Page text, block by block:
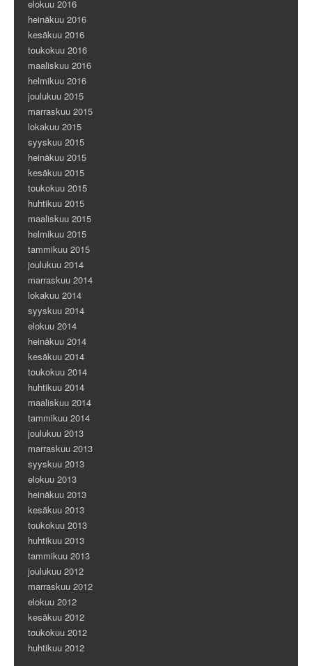
elokuu 2016
heinäkuu 2016
kesäkuu 2016
toukokuu 2016
maaliskuu 2016
helmikuu 2016
joulukuu 2015
marraskuu 2015
lokakuu 2015
syyskuu 2015
heinäkuu 2015
kesäkuu 2015
toukokuu 2015
huhtikuu 2015
maaliskuu 2015
helmikuu 2015
tammikuu 2015
joulukuu 2014
marraskuu 2014
lokakuu 2014
syyskuu 2014
elokuu 2014
heinäkuu 2014
kesäkuu 2014
toukokuu 2014
huhtikuu 2014
maaliskuu 2014
tammikuu 2014
joulukuu 2013
marraskuu 2013
syyskuu 2013
elokuu 2013
heinäkuu 2013
kesäkuu 2013
toukokuu 2013
huhtikuu 2013
tammikuu 2013
joulukuu 2012
marraskuu 2012
elokuu 2012
kesäkuu 2012
toukokuu 2012
huhtikuu 2012